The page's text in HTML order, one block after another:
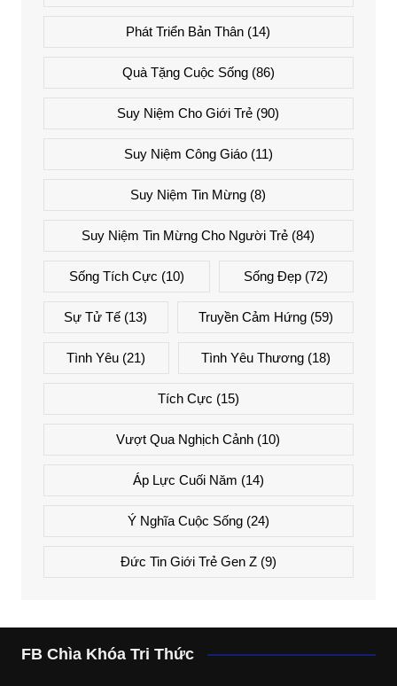
Phát Triển Bản Thân (14)
Quà Tặng Cuộc Sống(86)
Suy Niệm Cho Giới Trẻ (90)
Suy Niệm Công Giáo(11)
Suy Niệm Tin Mừng (8)
Suy Niệm Tin Mừng Cho Người Trẻ (84)
Sống Tích Cực (10) Sống Đẹp (72)
Sự Tử Tế (13) Truyền Cảm Hứng(59)
Tình Yêu (21) Tình Yêu Thương(18)
Tích Cực (15)
Vượt Qua Nghịch Cảnh (10)
Áp Lực Cuối Năm (14)
Ý Nghĩa Cuộc Sống(24)
Đức Tin Giới Trẻ Gen Z(9)
FB Chìa Khóa Tri Thức